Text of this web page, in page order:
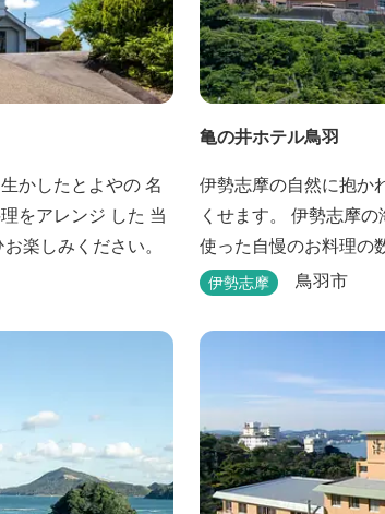
かしたとよやの 名
をアレンジ した 当
楽しみください。
亀の井ホテル鳥羽
伊勢志摩の自然に抱か
くせます。 伊勢志摩の海の幸や山の幸をふんだんに
使った自慢のお料理の
わうのは、 旅の醍醐味のひとつ
屋。 行き交うフェリ
ょっと忘れるひと時を
伊勢志摩 鳥羽市